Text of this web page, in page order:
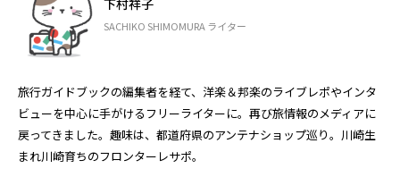
SACHIKO SHIMOMURA ライター
旅行ガイドブックの編集者を経て、洋楽＆邦楽のライブレポやインタ
ビューを中心に手がけるフリーライターに。再び旅情報のメディアに
戻ってきました。趣味は、都道府県のアンテナショップ巡り。川崎生
まれ川崎育ちのフロンターレサポ。